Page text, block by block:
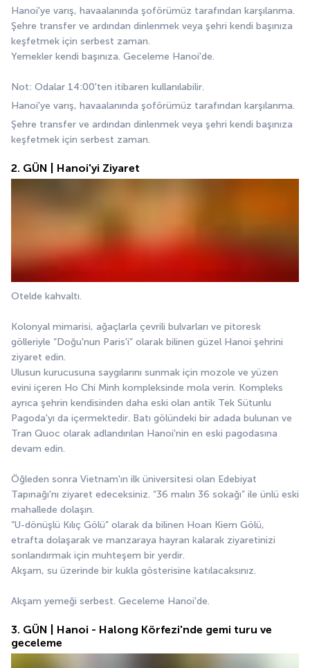
Hanoi'ye varış, havaalanında şoförümüz tarafından karşılanma.
Şehre transfer ve ardından dinlenmek veya şehri kendi başınıza
keşfetmek için serbest zaman.
Yemekler kendi başınıza. Geceleme Hanoi'de.
Not: Odalar 14:00'ten itibaren kullanılabilir.
Hanoi'ye varış, havaalanında şoförümüz tarafından karşılanma.
Şehre transfer ve ardından dinlenmek veya şehri kendi başınıza
keşfetmek için serbest zaman.
2. GÜN | Hanoi'yi Ziyaret
Otelde kahvaltı.
Kolonyal mimarisi, ağaçlarla çevrili bulvarları ve pitoresk
gölleriyle “Doğu'nun Paris'i” olarak bilinen güzel Hanoi şehrini
ziyaret edin.
Ulusun kurucusuna saygılarını sunmak için mozole ve yüzen
evini içeren Ho Chi Minh kompleksinde mola verin. Kompleks
ayrıca şehrin kendisinden daha eski olan antik Tek Sütunlu
Pagoda'yı da içermektedir. Batı gölündeki bir adada bulunan ve
Tran Quoc olarak adlandırılan Hanoi'nin en eski pagodasına
devam edin.
Öğleden sonra Vietnam'ın ilk üniversitesi olan Edebiyat
Tapınağı'nı ziyaret edeceksiniz. “36 malın 36 sokağı” ile ünlü eski
mahallede dolaşın.
“U-dönüşlü Kılıç Gölü” olarak da bilinen Hoan Kiem Gölü,
etrafta dolaşarak ve manzaraya hayran kalarak ziyaretinizi
sonlandırmak için muhteşem bir yerdir.
Akşam, su üzerinde bir kukla gösterisine katılacaksınız.
Akşam yemeği serbest. Geceleme Hanoi'de.
3. GÜN | Hanoi - Halong Körfezi'nde gemi turu ve
geceleme